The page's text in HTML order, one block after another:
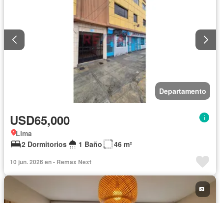
Departamento
USD65,000
Lima
2 Dormitorios
1 Baño 46 m²
10 jun. 2026 en - Remax Next